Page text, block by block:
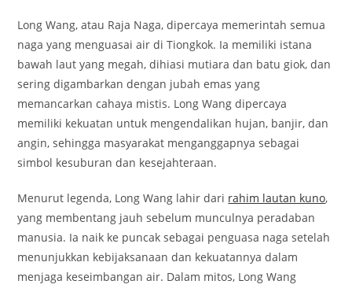
Long Wang, atau Raja Naga, dipercaya memerintah semua
naga yang menguasai air di Tiongkok. Ia memiliki istana
bawah laut yang megah, dihiasi mutiara dan batu giok, dan
sering digambarkan dengan jubah emas yang
memancarkan cahaya mistis. Long Wang dipercaya
memiliki kekuatan untuk mengendalikan hujan, banjir, dan
angin, sehingga masyarakat menganggapnya sebagai
simbol kesuburan dan kesejahteraan.
Menurut legenda, Long Wang lahir dari rahim lautan kuno,
yang membentang jauh sebelum munculnya peradaban
manusia. Ia naik ke puncak sebagai penguasa naga setelah
menunjukkan kebijaksanaan dan kekuatannya dalam
menjaga keseimbangan air. Dalam mitos, Long Wang